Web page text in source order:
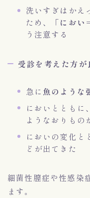
洗いすぎはかえ
ため、
「にお
う注意する
受診を考えた方が
急に 魚のような
においとともに
ようなおりもの
においの変化と
どが出てきた
細菌性膣症や性感染
ます。